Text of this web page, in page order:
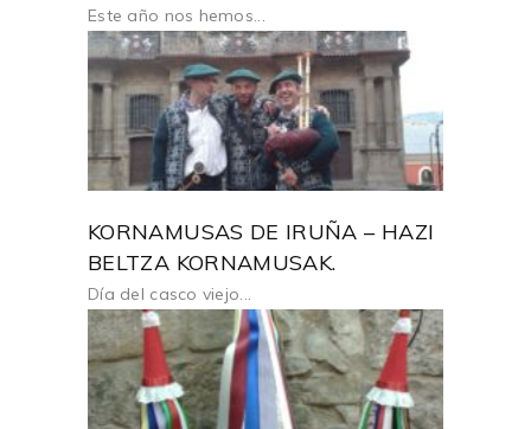
Este año nos hemos...
KORNAMUSAS DE IRUÑA – HAZI
BELTZA KORNAMUSAK.
Día del casco viejo...